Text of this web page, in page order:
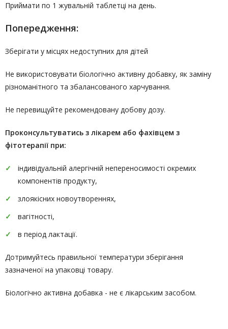
Приймати по 1 жувальній таблетці на день.
Попередження:
Зберігати у місцях недоступних для дітей
Не використовувати біологічно активну добавку, як заміну
різноманітного та збалансованого харчування.
Не перевищуйте рекомендовану добову дозу.
Проконсультуватись з лікарем або фахівцем з
фітотерапії при:
індивідуальній алергічній непереносимості окремих
компонентів продукту,
злоякісних новоутвореннях,
вагітності,
в період лактації.
Дотримуйтесь правильної температури зберігання
зазначеної на упаковці товару.
Біологічно активна добавка - не є лікарським засобом.